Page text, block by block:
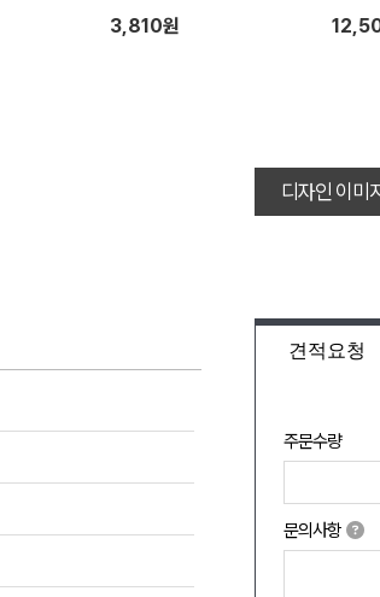
3,810원
디자인 이미
견적요청
주문수량
문의사항